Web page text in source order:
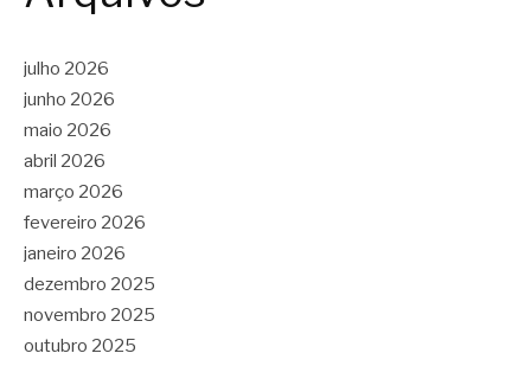
julho 2026
junho 2026
maio 2026
abril 2026
março 2026
fevereiro 2026
janeiro 2026
dezembro 2025
novembro 2025
outubro 2025